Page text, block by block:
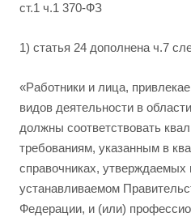
ст.1 ч.1 370-ФЗ
1) статья 24 дополнена ч.7
«Работники и лица,
видов деятельности в
должны соответствовать
требованиям, указанным в
справочниках, утверждаемых
устанавливаемом
Федерации, и (или)